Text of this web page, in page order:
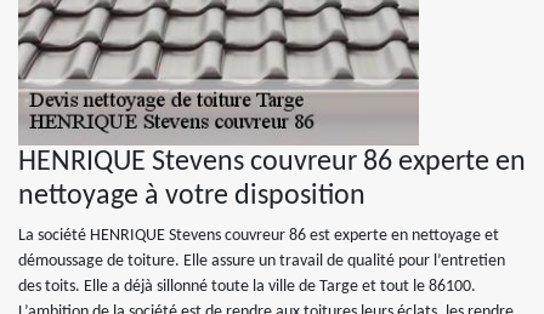
HENRIQUE Stevens couvreur 86 experte en
nettoyage à votre disposition
La société HENRIQUE Stevens couvreur 86 est experte en nettoyage et
démoussage de toiture. Elle assure un travail de qualité pour l’entretien
des toits. Elle a déjà sillonné toute la ville de Targe et tout le 86100.